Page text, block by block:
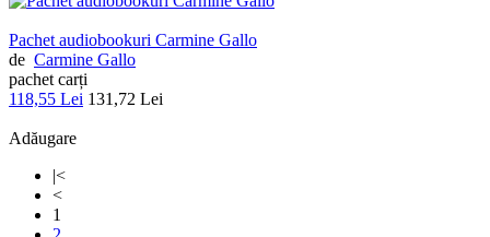
Pachet audiobookuri Carmine Gallo
de Carmine Gallo
pachet carți
118,55 Lei 131,72 Lei
Adăugare
|<
<
1